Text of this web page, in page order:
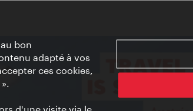
bon
adapté à vos
ces cookies,